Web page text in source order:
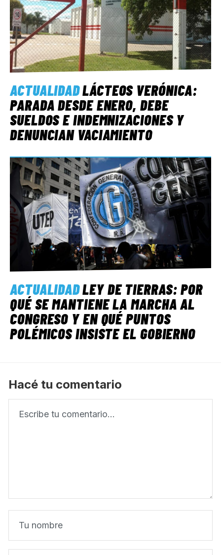
ACTUALIDADLÁCTEOS VERÓNICA:
PARADA DESDE ENERO, DEBE
SUELDOS E INDEMNIZACIONES Y
DENUNCIAN VACIAMIENTO
ACTUALIDADLEY DE TIERRAS: POR
QUÉ SE MANTIENE LA MARCHA AL
CONGRESO Y EN QUÉ PUNTOS
POLÉMICOS INSISTE EL GOBIERNO
Hacé tu comentario